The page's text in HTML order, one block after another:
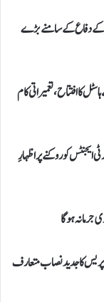
کے دفاع کے سامنےبڑے
کی لاگت سے ہاسٹل کا افتتاح، تعمیراتی کام
ایجنٹس کو روکنے پر اظہارِ
جرمانہ ہوگا
پریس کا جدید نصاب متعارف